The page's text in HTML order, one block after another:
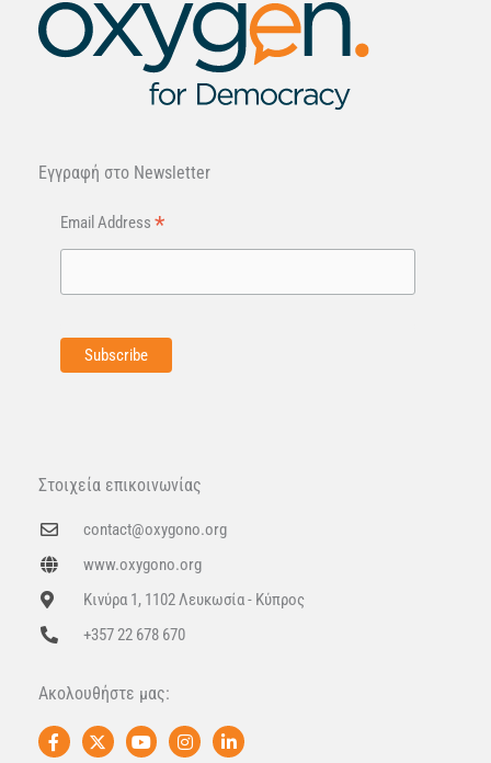
Εγγραφή στo Newsletter
Email Address *
Στοιχεία επικοινωνίας
contact@oxygono.org
www.oxygono.org
Κινύρα 1, 1102 Λευκωσία - Κύπρος
+357 22 678 670
Ακολουθήστε μας:
F
a
X
-
Y
o
I
n
L
i